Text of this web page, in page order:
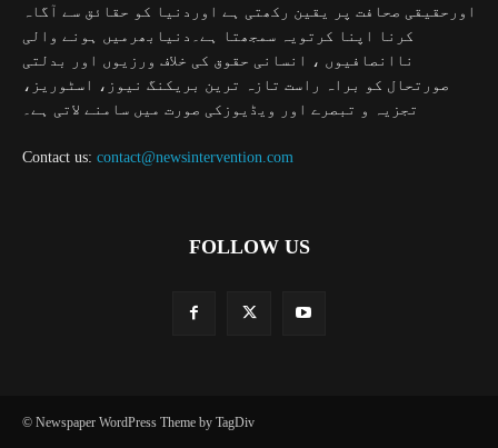
اورحقیقی صحافت پر یقین رکھتی ہے اوردنیا کو حقائق سے آگاہ
کرنا اپنا کرتویہ سمجھتا ہے۔دنیابھرمیں ہونے والی
ناانصافیوں ، انسانی حقوق کی خلاف ورزیوں اور بدلتی
صورتحال کو براہ راست تازہ ترین بریکنگ نیوز، اسٹوریز،
تجزیہ و تبصرے اور ویڈیوزکی صورت میں سامنے لاتی ہے۔
Contact us: contact@newsintervention.com
FOLLOW US
© Newspaper WordPress Theme by TagDiv